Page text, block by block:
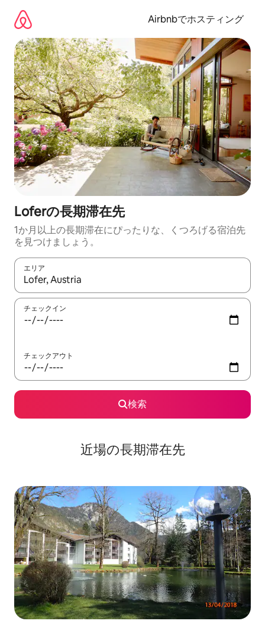
Airbnbでホスティング
Loferの長期滞在先
1か月以上の長期滞在にぴったりな、くつろげる宿泊先
を見つけましょう。
エリア
検索結果が表示されたら、上下の矢印キーを使って移動するか
チェックイン
チェックアウト
検索
近場の長期滞在先